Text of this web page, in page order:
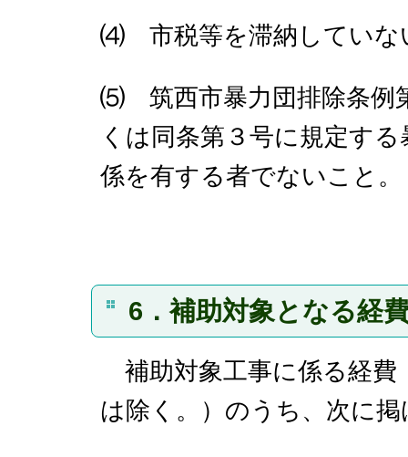
⑷ 市税等を滞納していな
⑸ 筑西市暴力団排除条例
くは同条第３号に規定す
係を有する者でないこと。
6．補助対象となる経
補助対象工事に係る経費
は除く。）のうち、次に